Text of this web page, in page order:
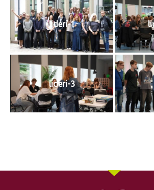
lideri-1
lideri-3